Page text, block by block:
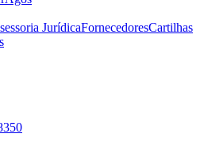
JurídicaFornecedoresCartilhas